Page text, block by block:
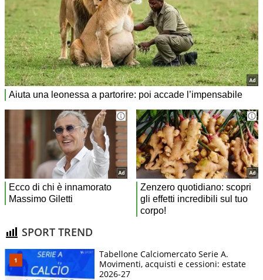
SPORT TREND
Tabellone Calciomercato Serie A.
Movimenti, acquisti e cessioni: estate
2026-27